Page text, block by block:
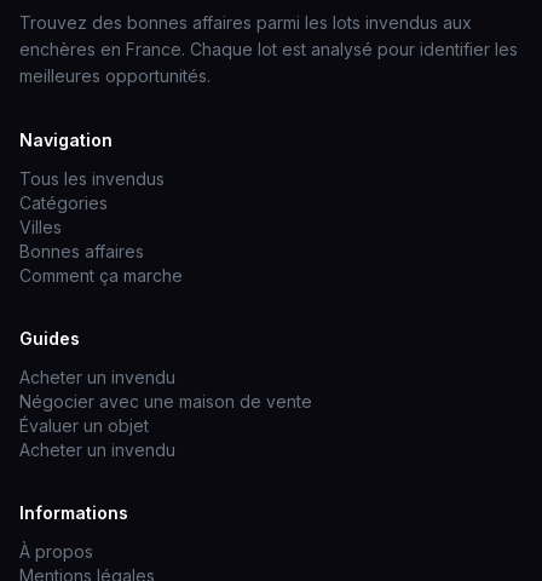
Trouvez des bonnes affaires parmi les lots invendus aux
enchères en France. Chaque lot est analysé pour identifier les
meilleures opportunités.
Navigation
Tous les invendus
Catégories
Villes
Bonnes affaires
Comment ça marche
Guides
Acheter un invendu
Négocier avec une maison de vente
Évaluer un objet
Acheter un invendu
Informations
À propos
Mentions légales